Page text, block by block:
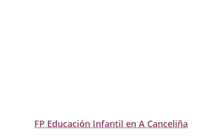
FP Educación Infantil en A Canceliña